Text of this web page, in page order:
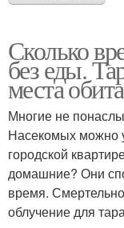
Сколько
без еды.
места
Многие не
Насекомых можно
городской
домашние? Они
время.
облучение для